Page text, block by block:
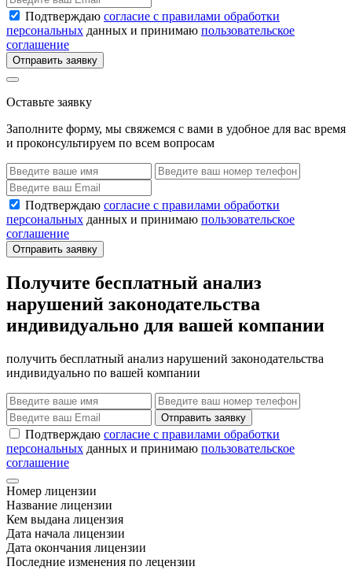
Подтверждаю согласие с правилами обработки
персональных данных и принимаю пользовательское
соглашение
Отправить заявку
Оставьте заявку
Заполните форму, мы свяжемся с вами в удобное для вас время
и проконсультируем по всем вопросам
Подтверждаю согласие с правилами обработки
персональных данных и принимаю пользовательское
соглашение
Отправить заявку
Получите бесплатный анализ
нарушений законодательства
индивидуально для вашей компании
получить бесплатный анализ нарушений законодательства
индивидуально по вашей компании
Отправить заявку
Подтверждаю согласие с правилами обработки
персональных данных и принимаю пользовательское
соглашение
Номер лицензии
Название лицензии
Кем выдана лицензия
Дата начала лицензии
Дата окончания лицензии
Последние изменения по лецензии